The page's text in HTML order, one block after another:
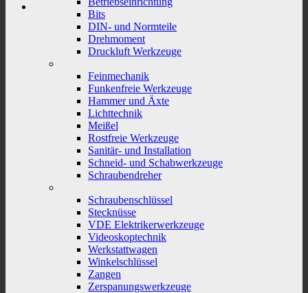
Bits
DIN- und Normteile
Drehmoment
Druckluft Werkzeuge
Feinmechanik
Funkenfreie Werkzeuge
Hammer und Äxte
Lichttechnik
Meißel
Rostfreie Werkzeuge
Sanitär- und Installation
Schneid- und Schabwerkzeuge
Schraubendreher
Schraubenschlüssel
Stecknüsse
VDE Elektrikerwerkzeuge
Videoskoptechnik
Werkstattwagen
Winkelschlüssel
Zangen
Zerspanungswerkzeuge